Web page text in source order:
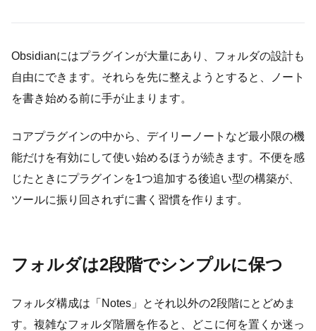
Obsidianにはプラグインが大量にあり、フォルダの設計も
自由にできます。それらを先に整えようとすると、ノート
を書き始める前に手が止まります。
コアプラグインの中から、デイリーノートなど最小限の機
能だけを有効にして使い始めるほうが続きます。不便を感
じたときにプラグインを1つ追加する後追い型の構築が、
ツールに振り回されずに書く習慣を作ります。
フォルダは2段階でシンプルに保つ
フォルダ構成は「Notes」とそれ以外の2段階にとどめま
す。複雑なフォルダ階層を作ると、どこに何を置くか迷っ